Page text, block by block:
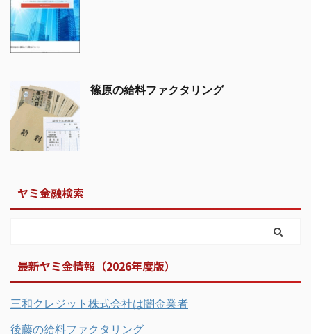
篠原の給料ファクタリング
ヤミ金融検索
最新ヤミ金情報（2026年度版）
三和クレジット株式会社は闇金業者
後藤の給料ファクタリング